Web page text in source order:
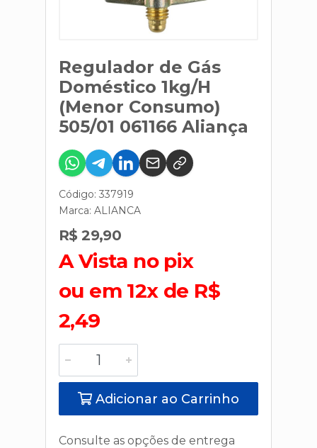
Regulador de Gás
Doméstico 1kg/H
(Menor Consumo)
505/01 061166 Aliança
Código: 337919
Marca: ALIANCA
R$ 29,90
A Vista no pix
ou em 12x de R$
2,49
Adicionar ao Carrinho
Consulte as opções de entrega